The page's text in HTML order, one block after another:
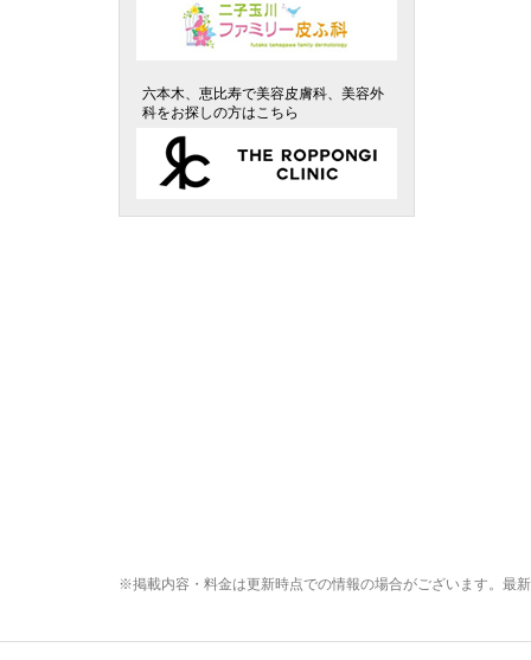
六本木、恵比寿で美容皮膚科、美容外
科をお探しの方はこちら
※掲載内容・料金は更新時点での情報の場合がございます。最